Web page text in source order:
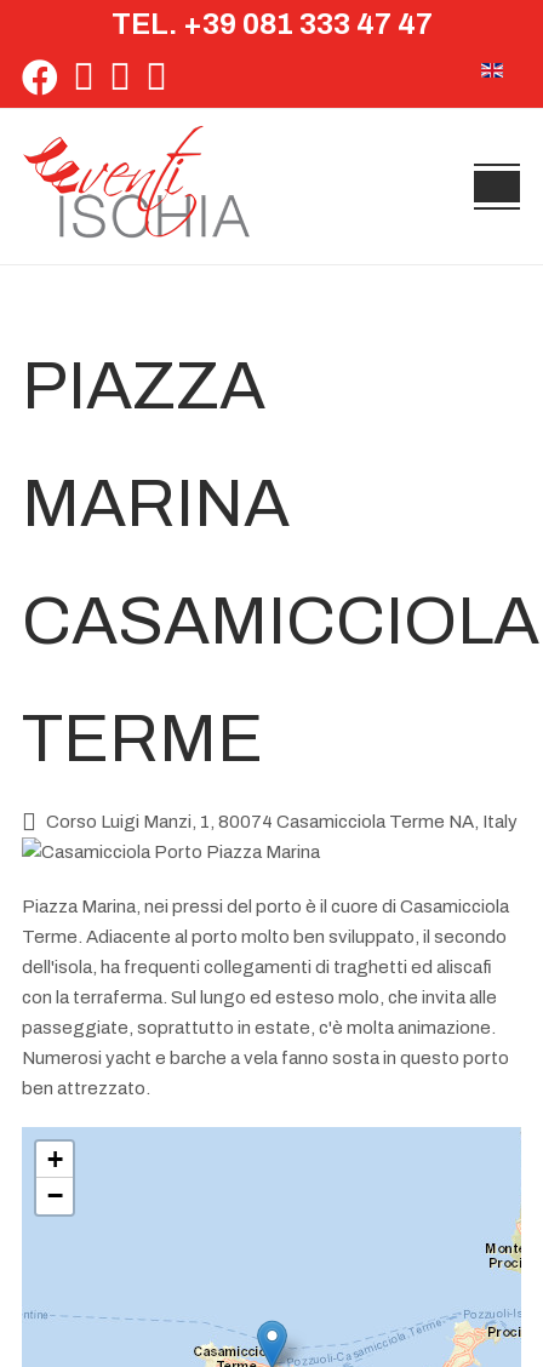
TEL. +39 081 333 47 47
PIAZZA
MARINA
CASAMICCIOLA
TERME
Corso Luigi Manzi, 1, 80074 Casamicciola Terme NA, Italy
Piazza Marina, nei pressi del porto è il cuore di Casamicciola
Terme . Adiacente al porto molto ben sviluppato, il secondo
dell'isola, ha frequenti collegamenti di traghetti ed aliscafi
con la terraferma. Sul lungo ed esteso molo, che invita alle
passeggiate, soprattutto in estate, c'è molta animazione.
Numerosi yacht e barche a vela fanno sosta in questo porto
ben attrezzato.
+
−